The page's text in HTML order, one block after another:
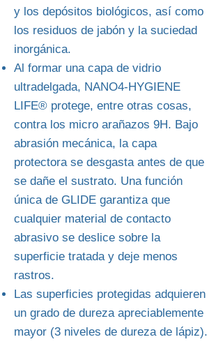
y los depósitos biológicos, así como
los residuos de jabón y la suciedad
inorgánica.
Al formar una capa de vidrio
ultradelgada, NANO4-HYGIENE
LIFE® protege, entre otras cosas,
contra los micro arañazos 9H. Bajo
abrasión mecánica, la capa
protectora se desgasta antes de que
se dañe el sustrato. Una función
única de GLIDE garantiza que
cualquier material de contacto
abrasivo se deslice sobre la
superficie tratada y deje menos
rastros.
Las superficies protegidas adquieren
un grado de dureza apreciablemente
mayor (3 niveles de dureza de lápiz).